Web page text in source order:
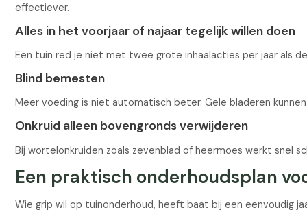
effectiever.
Alles in het voorjaar of najaar tegelijk willen doen
Een tuin red je niet met twee grote inhaalacties per jaar als
Blind bemesten
Meer voeding is niet automatisch beter. Gele bladeren
Onkruid alleen bovengronds verwijderen
Bij wortelonkruiden zoals zevenblad of heermoes werkt snel
Een praktisch onderhoudsplan
Wie grip wil op tuinonderhoud, heeft baat bij een eenvoudig